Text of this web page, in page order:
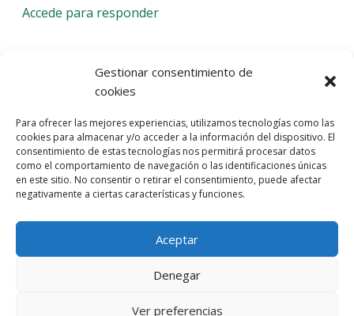
Gestionar consentimiento de
cookies
Para ofrecer las mejores experiencias, utilizamos tecnologías como las
cookies para almacenar y/o acceder a la información del dispositivo. El
consentimiento de estas tecnologías nos permitirá procesar datos
como el comportamiento de navegación o las identificaciones únicas
en este sitio. No consentir o retirar el consentimiento, puede afectar
negativamente a ciertas características y funciones.
Aceptar
Denegar
Ver preferencias
Accede para responder
Deja una respuesta
comentario.
Entra con tu red social
He leído y acepto laPolítica de Privacidad